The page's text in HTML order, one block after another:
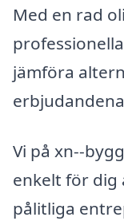
Med en rad
jämföra
Vi på xn--
enkelt för dig
pålitliga